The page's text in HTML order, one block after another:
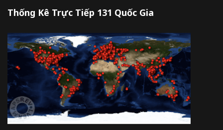
Thống Kê Trực Tiếp 131 Quốc Gia